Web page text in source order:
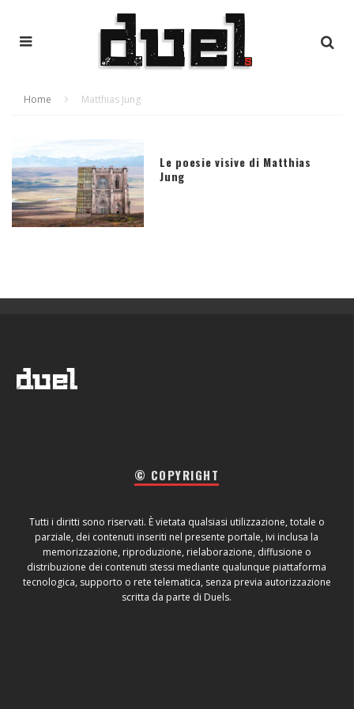
Home Matthias Jung
Le poesie visive di Matthias
Jung
© COPYRIGHT
Tutti i diritti sono riservati. È vietata qualsiasi utilizzazione, totale o
parziale, dei contenuti inseriti nel presente portale, ivi inclusa la
memorizzazione, riproduzione, rielaborazione, diffusione o
distribuzione dei contenuti stessi mediante qualunque piattaforma
tecnologica, supporto o rete telematica, senza previa autorizzazione
scritta da parte di Duels.